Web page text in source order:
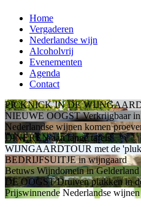
Home
Vergaderen
Nederlandse wijn
Alcoholvrij
Evenementen
Agenda
Contact
PICKNICK IN DE
NIEUWE OOGST Verkrijgbaar
Nederlandse wijnen komen
DINEREN aan lange tafels
WIJNGAARDTOUR met de
BEDRIJFSUITJE in wijngaard
Betuws Wijndomein in Gelderland
DE OOGST Druiven plukken in
Prijswinnende Nederlandse wijnen